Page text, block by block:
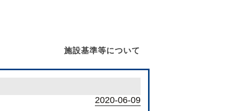
施設基準等について
2020-06-09